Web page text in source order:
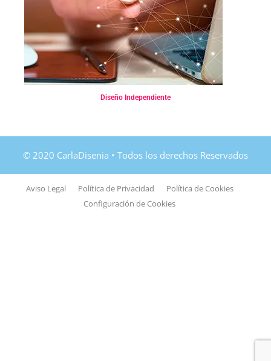
Diseño Independiente
Aviso Legal Política de Privacidad
Política de Cookies
Configuración de Cookies